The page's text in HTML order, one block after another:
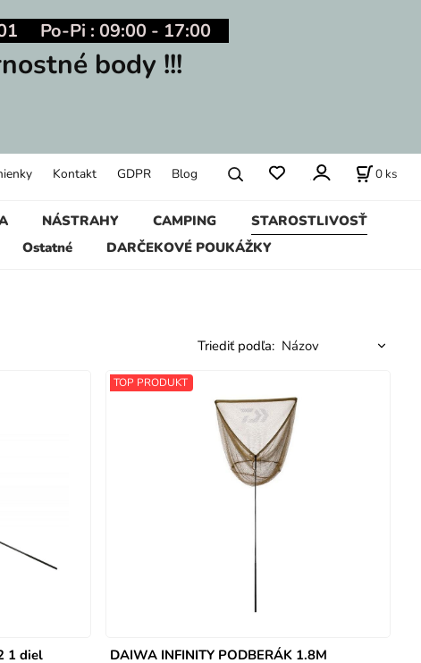
Po-Pi : 09:00 - 17:00
body !!!
NÁSTRAHY CAMPING
STAROSTLIVOSŤ
Ostatné DARČEKOVÉ POUKÁŽKY
Kontakt GDPR Blog 0 ks
Triediť podľa:
1 diel DAIWA INFINITY PODBERÁK 1.8M
TOP PRODUKT